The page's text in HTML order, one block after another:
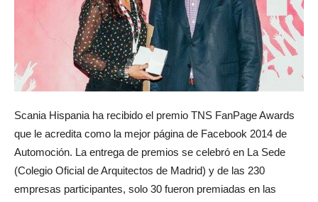
Scania Hispania ha recibido el premio TNS FanPage Awards
que le acredita como la mejor página de Facebook 2014 de
Automoción. La entrega de premios se celebró en La Sede
(Colegio Oficial de Arquitectos de Madrid) y de las 230
empresas participantes, solo 30 fueron premiadas en las